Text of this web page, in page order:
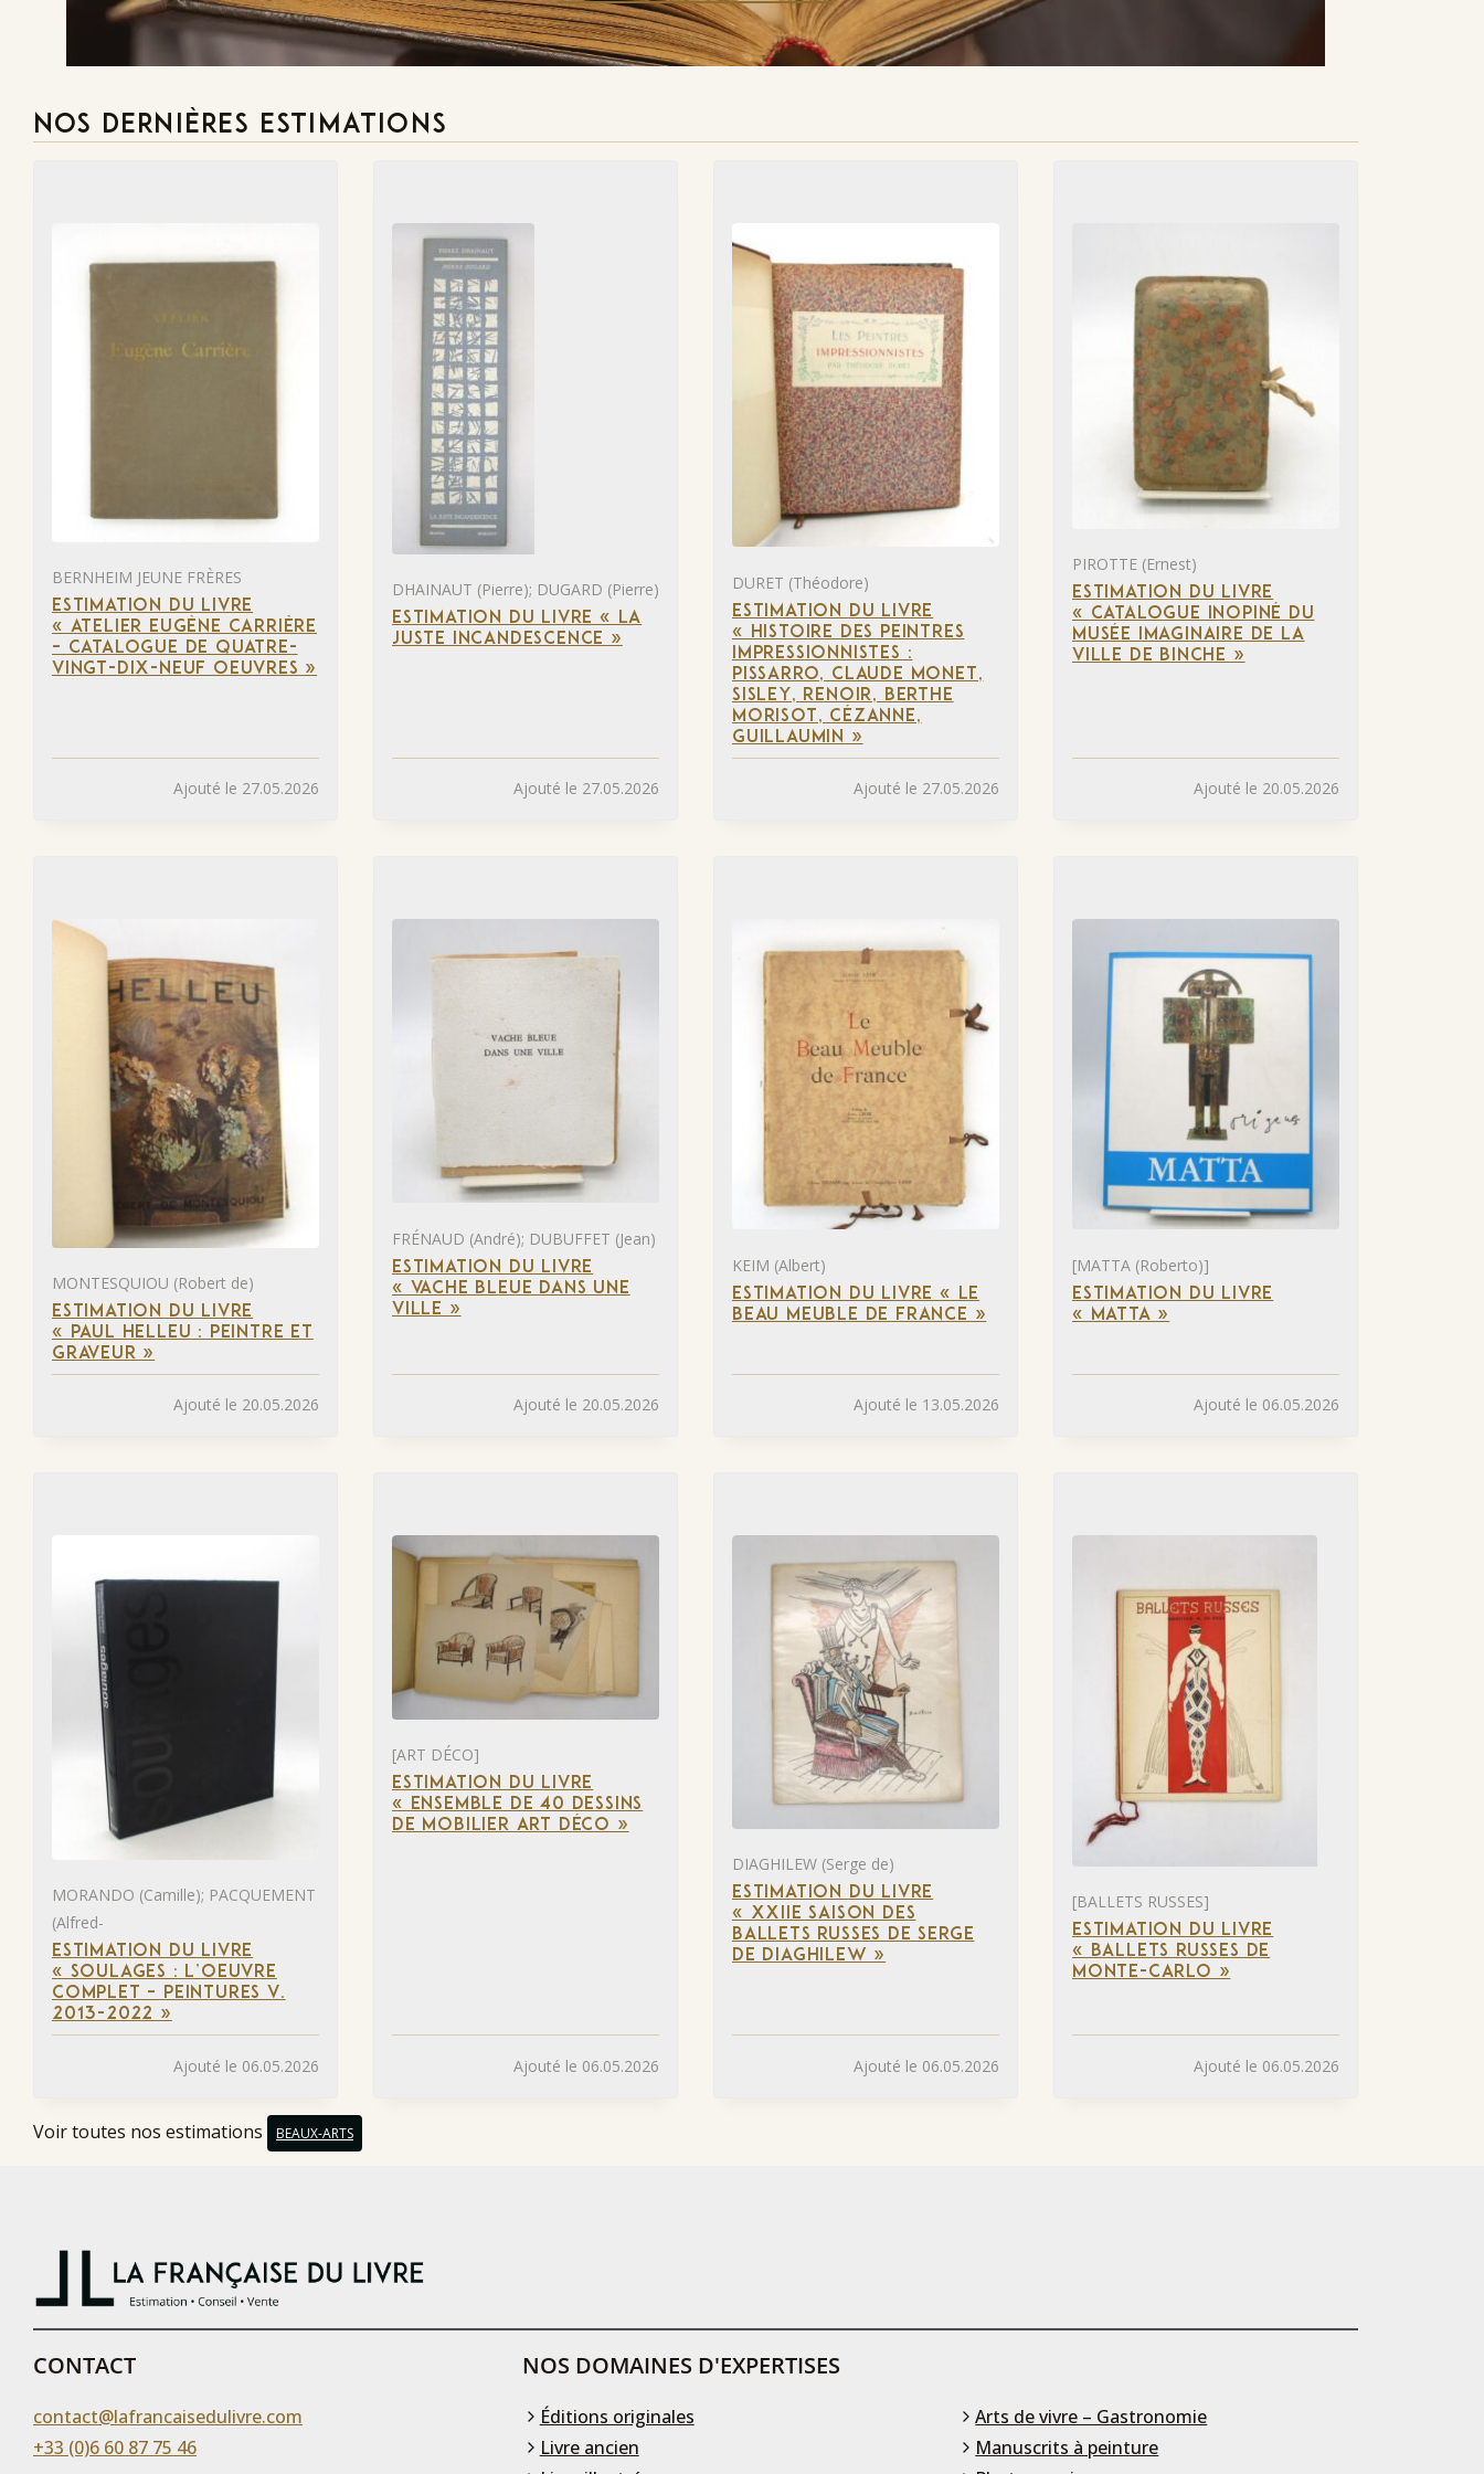
NOS DERNIÈRES ESTIMATIONS
BERNHEIM JEUNE FRÈRES
ESTIMATION DU LIVRE
« ATELIER EUGÈNE CARRIÈRE
– CATALOGUE DE QUATRE-
VINGT-DIX-NEUF OEUVRES »
Ajouté le 27.05.2026
DHAINAUT (Pierre); DUGARD (Pierre)
ESTIMATION DU LIVRE « LA
JUSTE INCANDESCENCE »
Ajouté le 27.05.2026
DURET (Théodore)
ESTIMATION DU LIVRE
« HISTOIRE DES PEINTRES
IMPRESSIONNISTES :
PISSARRO, CLAUDE MONET,
SISLEY, RENOIR, BERTHE
MORISOT, CÉZANNE,
GUILLAUMIN »
Ajouté le 27.05.2026
PIROTTE (Ernest)
ESTIMATION DU LIVRE
« CATALOGUE INOPINÉ DU
MUSÉE IMAGINAIRE DE LA
VILLE DE BINCHE »
Ajouté le 20.05.2026
MONTESQUIOU (Robert de)
ESTIMATION DU LIVRE
« PAUL HELLEU : PEINTRE ET
GRAVEUR »
Ajouté le 20.05.2026
FRÉNAUD (André); DUBUFFET (Jean)
ESTIMATION DU LIVRE
« VACHE BLEUE DANS UNE
VILLE »
Ajouté le 20.05.2026
KEIM (Albert)
ESTIMATION DU LIVRE « LE
BEAU MEUBLE DE FRANCE »
Ajouté le 13.05.2026
[MATTA (Roberto)]
ESTIMATION DU LIVRE
« MATTA »
Ajouté le 06.05.2026
MORANDO (Camille); PACQUEMENT
(Alfred-
ESTIMATION DU LIVRE
« SOULAGES : L’OEUVRE
COMPLET – PEINTURES V.
2013-2022 »
Ajouté le 06.05.2026
[ART DÉCO]
ESTIMATION DU LIVRE
« ENSEMBLE DE 40 DESSINS
DE MOBILIER ART DÉCO »
Ajouté le 06.05.2026
DIAGHILEW (Serge de)
ESTIMATION DU LIVRE
« XXIIE SAISON DES
BALLETS RUSSES DE SERGE
DE DIAGHILEW »
Ajouté le 06.05.2026
[BALLETS RUSSES]
ESTIMATION DU LIVRE
« BALLETS RUSSES DE
MONTE-CARLO »
Ajouté le 06.05.2026
Voir toutes nos estimations BEAUX-ARTS
CONTACT
contact@lafrancaisedulivre.com
+33 (0)6 60 87 75 46
NOS DOMAINES D'EXPERTISES
Éditions originales
Livre ancien
Arts de vivre – Gastronomie
Manuscrits à peinture